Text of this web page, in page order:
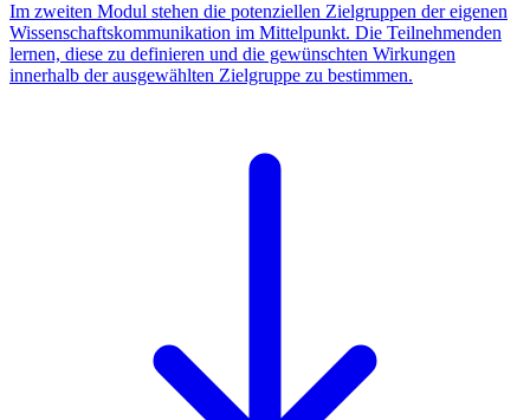
Im zweiten Modul stehen die potenziellen Zielgruppen der eigenen
Wissenschaftskommunikation im Mittelpunkt. Die Teilnehmenden
lernen, diese zu definieren und die gewünschten Wirkungen
innerhalb der ausgewählten Zielgruppe zu bestimmen.